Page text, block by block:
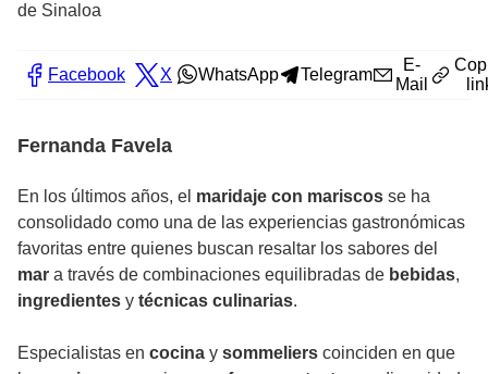
de Sinaloa
Facebook X WhatsApp Telegram
E-
Mail
Fernanda Favela
En los últimos años, el maridaje con mariscos se ha
consolidado como una de las experiencias gastronómicas
favoritas entre quienes buscan resaltar los sabores del
mar a través de combinaciones equilibradas de bebidas,
ingredientes y técnicas culinarias.
Especialistas en cocina y sommeliers coinciden en que